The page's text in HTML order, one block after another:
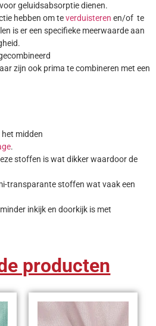
geluidsabsorptie dienen.
hebben om teverduisteren en/of te
is er een specifieke meerwaarde aan
zijn ook prima te combineren met een
het midden
.
stoffen is wat dikker waardoor de
transparante stoffen wat vaak een
inkijk en doorkijk is met
producten